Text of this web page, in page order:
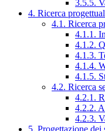
3.5.5.
4. Ricerca
4.1. Ricerca
4.1.1.
4.1.2.
4.1.3.
4.1.4.
4.1.5.
4.2. Ricerca
4.2.1.
4.2.2.
4.2.3.
5. Progettazione dei